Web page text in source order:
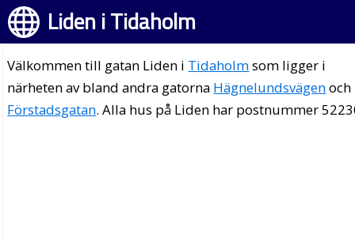
Liden i Tidaholm
Välkommen till gatan Liden i Tidaholmsom ligger i
närheten av bland andra gatorna Hägnelundsvägenoch
Förstadsgatan. Alla hus på Liden har postnummer